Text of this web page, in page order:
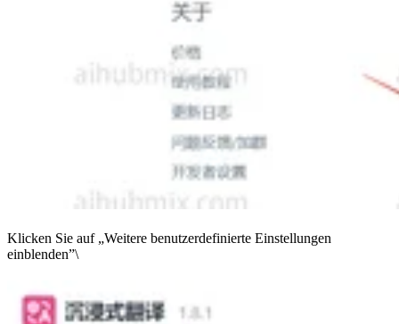
Klicken Sie auf „Weitere benutzerdefinierte Einstellungen
einblenden”\